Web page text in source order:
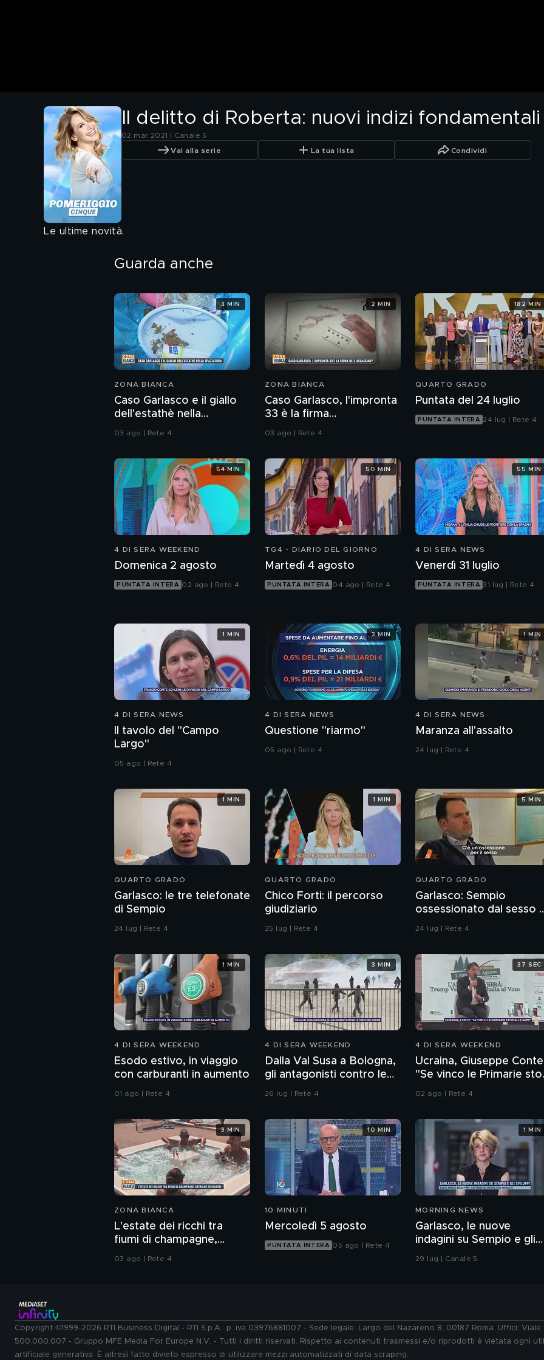
Il delitto di Roberta: nuovi indizi
02 mar 2021 | Canale 5
Vai alla serie La tua lista Condividi
Le ultime novità.
Guarda anche
ZONA BIANCA
Caso Garlasco e il giallo
dell'estathè nella
spazzatura
03 ago | Rete 4
3 MIN
ZONA BIANCA
Caso Garlasco, l'impronta
33 è la firma
dell'assassino?
03 ago | Rete 4
2 MIN
QUARTO GRADO
Puntata del 24 luglio
PUNTATA INTERA 24 lug | Rete 4
182 MIN
4 DI SERA WEEKEND
Domenica 2 agosto
PUNTATA INTERA 02 ago | Rete 4
54 MIN
TG4 - DIARIO DEL GIORNO
Martedì 4 agosto
PUNTATA INTERA 04 ago | Rete 4
50 MIN
4 DI SERA NEWS
Venerdì 31 luglio
PUNTATA INTERA 31 lug | Rete 4
55 MIN
4 DI SERA NEWS
Il tavolo del "Campo
Largo"
05 ago | Rete 4
1 MIN
4 DI SERA NEWS
Questione "riarmo"
05 ago | Rete 4
3 MIN
4 DI SERA NEWS
Maranza all'assalto
24 lug | Rete 4
1 MIN
QUARTO GRADO
Garlasco: le tre telefonate
di Sempio
24 lug | Rete 4
1 MIN
QUARTO GRADO
Chico Forti: il percorso
giudiziario
25 lug | Rete 4
1 MIN
QUARTO GRADO
Garlasco: Sempio
ossessionato dal sesso
ragazzo rispettoso?
24 lug | Rete 4
5 MIN
4 DI SERA WEEKEND
Esodo estivo, in viaggio
con carburanti in aumento
01 ago | Rete 4
1 MIN
4 DI SERA WEEKEND
Dalla Val Susa a Bologna,
gli antagonisti contro le
forze dell'ordine
26 lug | Rete 4
3 MIN
4 DI SERA WEEKEND
Ucraina, Giuseppe
"Se vinco le Primarie
alle armi"
02 ago | Rete 4
37 SEC
ZONA BIANCA
L'estate dei ricchi tra
fiumi di champagne,
ostriche ed eccessi
03 ago | Rete 4
3 MIN
10 MINUTI
Mercoledì 5 agosto
PUNTATA INTERA 05 ago | Rete 4
10 MIN
MORNING NEWS
Garlasco, le nuove
indagini su Sempio e gli
sviluppi
29 lug | Canale 5
1 MIN
Copyright ©1999-2026 RTI Business Digital - RTI S.p.A.: p. iva 03976881007 - Sede legale: Largo del Nazareno 8, 00187 Roma. Uffici:
500.000.007 - Gruppo MFE Media For Europe N.V. - Tutti i diritti riservati. Rispetto ai contenuti trasmessi e/o riprodotti è vietata ogni
artificiale generativa. È altresì fatto divieto espresso di utilizzare mezzi automatizzati di data scraping.